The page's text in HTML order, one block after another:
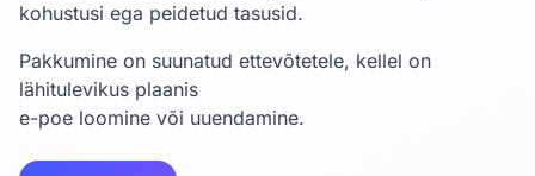
kohustusi ega peidetud tasusid.
Pakkumine on suunatud ettevõtetele, kellel on
lähitulevikus plaanis
e-poe loomine või uuendamine.